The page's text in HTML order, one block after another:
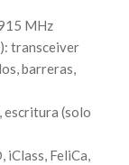
MHz
transceiver
barreras,
escritura (solo
FeliCa,